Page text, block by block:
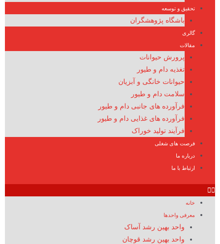
تحقیق و توسعه
باشگاه پژوهشگران
گالری
مقالات
پرورش حیوانات
تغذیه دام و طیور
حیوانات خانگی و آبزیان
سلامت دام و طیور
فرآورده های جانبی دام و طیور
فرآورده های غذایی دام و طیور
فرآیند تولید خوراک
فرصت های شغلی
درباره ما
ارتباط با ما
خانه
معرفی واحدها
واحد بهین رشد آساک
واحد بهین رشد قوچان